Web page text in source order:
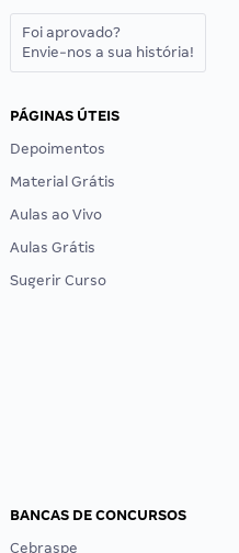
Foi aprovado?
Envie-nos a sua história!
PÁGINAS ÚTEIS
Depoimentos
Material Grátis
Aulas ao Vivo
Aulas Grátis
Sugerir Curso
BANCAS DE CONCURSOS
Cebraspe